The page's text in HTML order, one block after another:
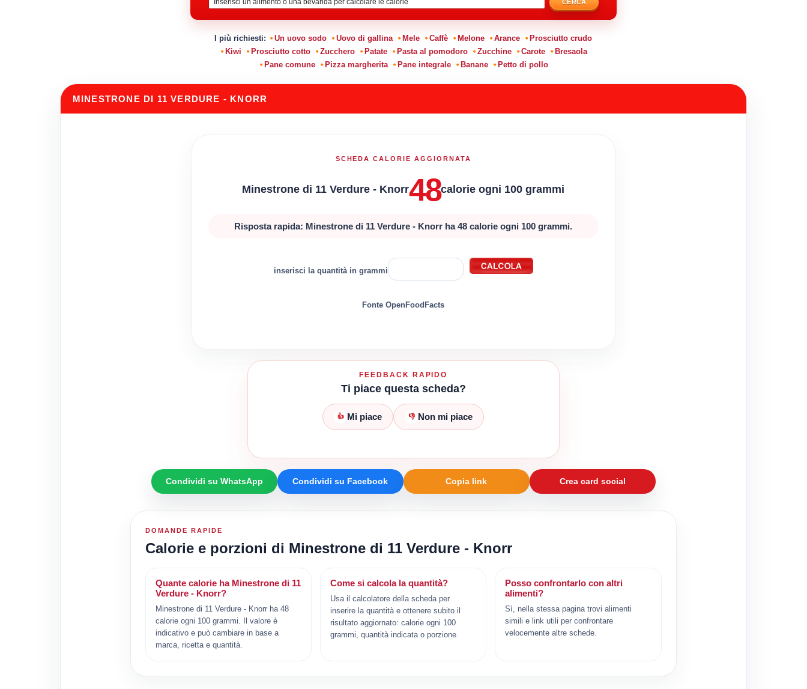
CERCA
I più richiesti: Un uovo sodo Uovo di gallina Mele Caffè Melone Arance
Prosciutto crudo
Kiwi
Prosciutto cotto Zucchero Patate Pasta al pomodoro Zucchine Carote
Bresaola
Pane comune
Pizza margherita Pane integrale Banane Petto di pollo
MINESTRONE DI 11 VERDURE - KNORR
SCHEDA CALORIE AGGIORNATA
Minestrone di 11 Verdure - Knorr48calorie ogni 100 grammi
Risposta rapida: Minestrone di 11 Verdure - Knorr ha 48 calorie ogni 100 grammi.
inserisci la quantità in grammi
Fonte OpenFoodFacts
FEEDBACK RAPIDO
Ti piace questa scheda?
👍 Mi piace 👎 Non mi piace
Condividi su WhatsApp Condividi su Facebook Copia link Crea card social
DOMANDE RAPIDE
Calorie e porzioni di Minestrone di 11 Verdure - Knorr
Quante calorie ha Minestrone di 11
Verdure - Knorr?
Minestrone di 11 Verdure - Knorr ha 48
calorie ogni 100 grammi. Il valore è
indicativo e può cambiare in base a
marca, ricetta e quantità.
Come si calcola la quantità?
Usa il calcolatore della scheda per
inserire la quantità e ottenere subito il
risultato aggiornato: calorie ogni 100
grammi, quantità indicata o porzione.
Posso confrontarlo con altri
alimenti?
Sì, nella stessa pagina trovi alimenti
simili e link utili per confrontare
velocemente altre schede.